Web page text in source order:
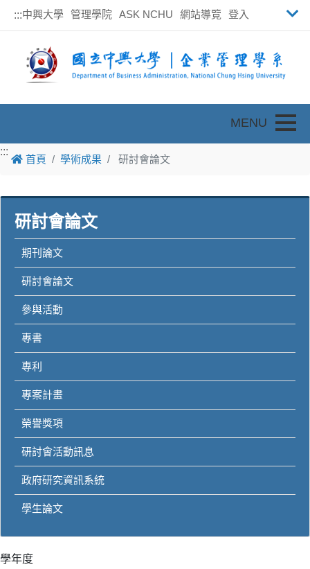
:::中興大學 管理學院 ASK NCHU 網站導覽 登入
:::
首頁 學術成果 研討會論文
研討會論文
期刊論文
研討會論文
參與活動
專書
專利
專案計畫
榮譽獎項
研討會活動訊息
政府研究資訊系統
學生論文
學年度